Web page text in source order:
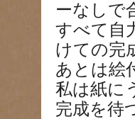
ーなしで
すべて自
けての完
あとは絵
私は紙に
完成を待